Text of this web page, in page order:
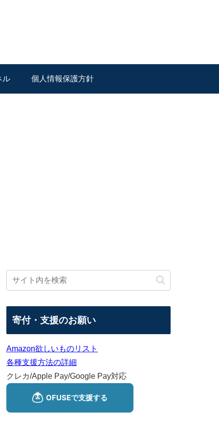
ル 個人情報保護方針
寄付・支援のお願い
Amazon欲しいものリスト
各種支援方法の詳細
クレカ/Apple Pay/Google Pay対応